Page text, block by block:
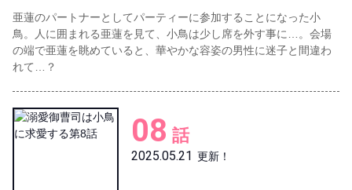
亜蓮のパートナーとしてパーティーに参加することになった小
鳥。人に囲まれる亜蓮を見て、小鳥は少し席を外す事に…。会場
の端で亜蓮を眺めていると、華やかな容姿の男性に迷子と間違わ
れて…？
08 話
2025.05.21 更新！